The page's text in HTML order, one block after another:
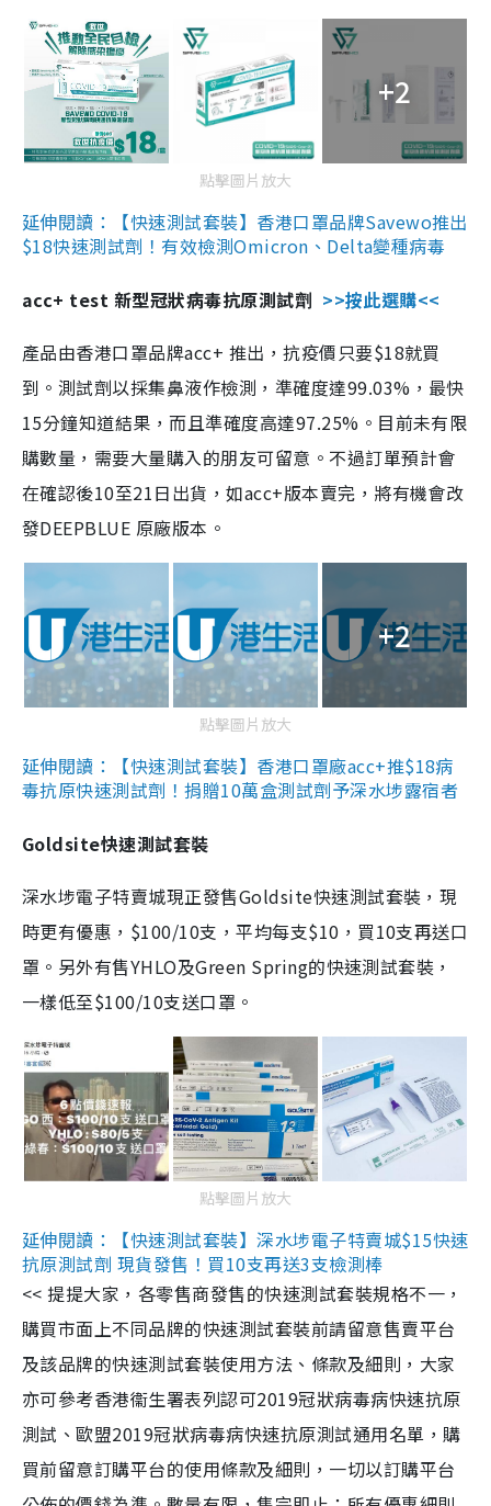
+2
點擊圖片放大
延伸閱讀：【快速測試套裝】香港口罩品牌Savewo推出
$18快速測試劑！有效檢測Omicron、Delta變種病毒
acc+ test 新型冠狀病毒抗原測試劑 >>按此選購<<
產品由香港口罩品牌acc+ 推出，抗疫價只要$18就買
到。測試劑以採集鼻液作檢測，準確度達99.03%，最快
15分鐘知道結果，而且準確度高達97.25%。目前未有限
購數量，需要大量購入的朋友可留意。不過訂單預計會
在確認後10至21日出貨，如acc+版本賣完，將有機會改
發DEEPBLUE 原廠版本。
+2
點擊圖片放大
延伸閱讀：【快速測試套裝】香港口罩廠acc+推$18病
毒抗原快速測試劑！捐贈10萬盒測試劑予深水埗露宿者
Goldsite快速測試套裝
深水埗電子特賣城現正發售Goldsite快速測試套裝，現
時更有優惠，$100/10支，平均每支$10，買10支再送口
罩。另外有售YHLO及Green Spring的快速測試套裝，
一樣低至$100/10支送口罩。
點擊圖片放大
延伸閱讀：【快速測試套裝】深水埗電子特賣城$15快速
抗原測試劑 現貨發售！買10支再送3支檢測棒
<< 提提大家，各零售商發售的快速測試套裝規格不一，
購買市面上不同品牌的快速測試套裝前請留意售賣平台
及該品牌的快速測試套裝使用方法、條款及細則，大家
亦可參考香港衞生署表列認可2019冠狀病毒病快速抗原
測試、歐盟2019冠狀病毒病快速抗原測試通用名單，購
買前留意訂購平台的使用條款及細則，一切以訂購平台